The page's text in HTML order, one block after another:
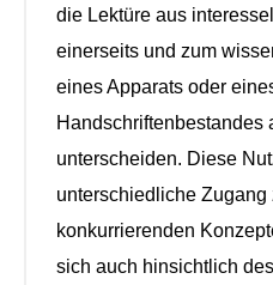
die Lektüre aus
einerseits und zum
eines Apparats oder
Handschriftenbestandes
unterscheiden. Diese
unterschiedliche Zugang
konkurrierenden
sich auch hinsichtlich